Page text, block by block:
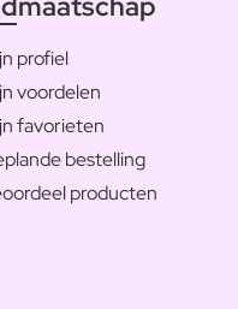
profiel
voordelen
favorieten
bestelling
producten